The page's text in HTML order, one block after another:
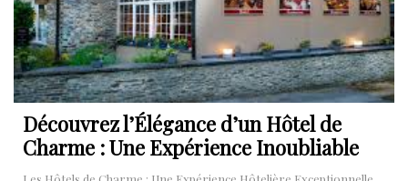
Découvrez l’Élégance d’un Hôtel de
Charme : Une Expérience Inoubliable